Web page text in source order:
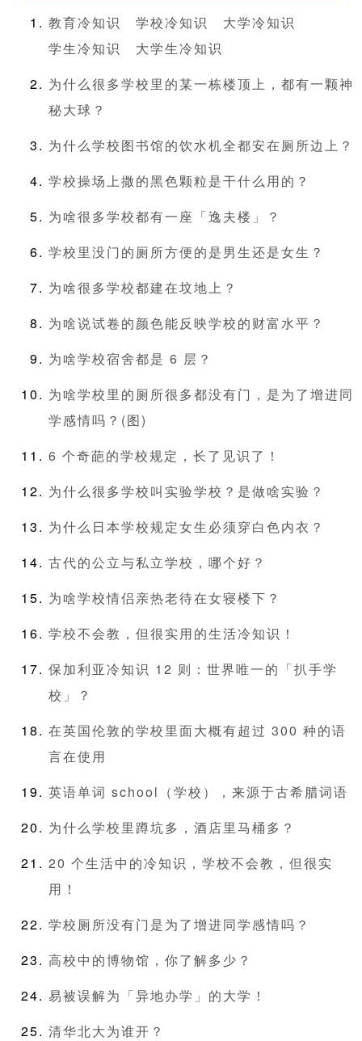
教育冷知识 学校冷知识
大学冷知识
学生冷知识
大学生冷知识
为什么很多学校里的某一栋楼顶上，都有一颗神
秘大球？
为什么学校图书馆的饮水机全都安在厕所边上？
学校操场上撒的黑色颗粒是干什么用的？
为啥很多学校都有一座「逸夫楼」？
学校里没门的厕所方便的是男生还是女生？
为啥很多学校都建在坟地上？
为啥说试卷的颜色能反映学校的财富水平？
为啥学校宿舍都是 6 层？
为啥学校里的厕所很多都没有门，是为了增进同
学感情吗？(图)
6 个奇葩的学校规定，长了见识了！
为什么很多学校叫实验学校？是做啥实验？
为什么日本学校规定女生必须穿白色内衣？
古代的公立与私立学校，哪个好？
为啥学校情侣亲热老待在女寝楼下？
学校不会教，但很实用的生活冷知识！
保加利亚冷知识 12 则：世界唯一的「扒手学
校」？
在英国伦敦的学校里面大概有超过 300 种的语
言在使用
英语单词 school（学校），来源于古希腊词语
为什么学校里蹲坑多，酒店里马桶多？
20 个生活中的冷知识，学校不会教，但很实
用！
学校厕所没有门是为了增进同学感情吗？
高校中的博物馆，你了解多少？
易被误解为「异地办学」的大学！
清华北大为谁开？